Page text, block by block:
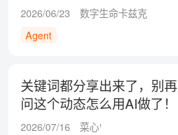
2026/06/23
数字生命卡兹克
Agent
关键词都分享出来了，别再
问这个动态怎么用AI做了！
2026/07/16
菜心¹